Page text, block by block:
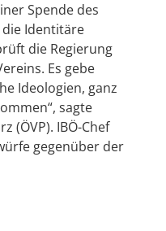
Spende des
Identitäre
die Regierung
Es gebe
Ideologien, ganz
sagte
(ÖVP). IBÖ-Chef
gegenüber der